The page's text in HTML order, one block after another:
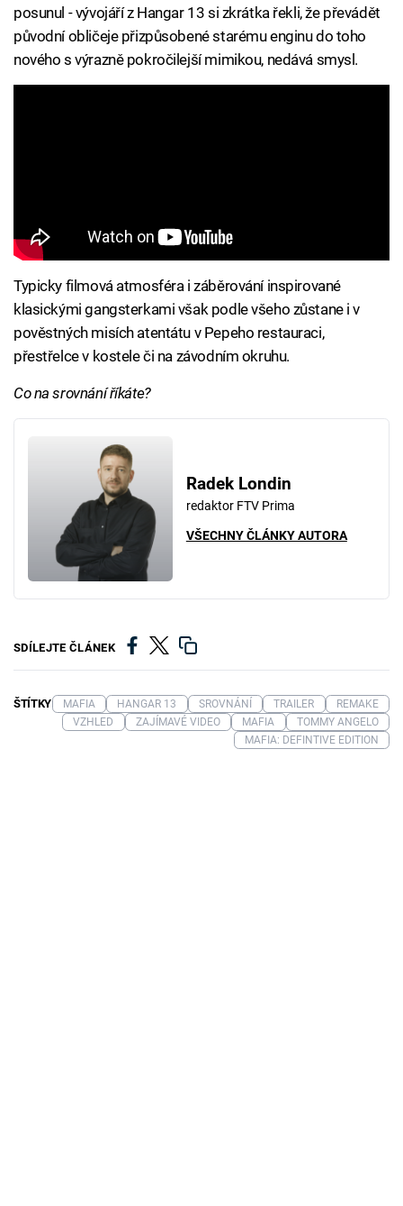
posunul - vývojáří z Hangar 13 si zkrátka řekli, že převádět
původní obličeje přizpůsobené starému enginu do toho
nového s výrazně pokročilejší mimikou, nedává smysl.
Typicky filmová atmosféra i záběrování inspirované
klasickými gangsterkami však podle všeho zůstane i v
pověstných misích atentátu v Pepeho restauraci,
přestřelce v kostele či na závodním okruhu.
Co na srovnání říkáte?
Radek Londin
redaktor FTV Prima
VŠECHNY ČLÁNKY AUTORA
SDÍLEJTE ČLÁNEK
ŠTÍTKY MAFIA HANGAR 13 SROVNÁNÍ TRAILER
REMAKE
VZHLED
ZAJÍMAVÉ VIDEO MAFIA
TOMMY ANGELO
MAFIA: DEFINTIVE EDITION